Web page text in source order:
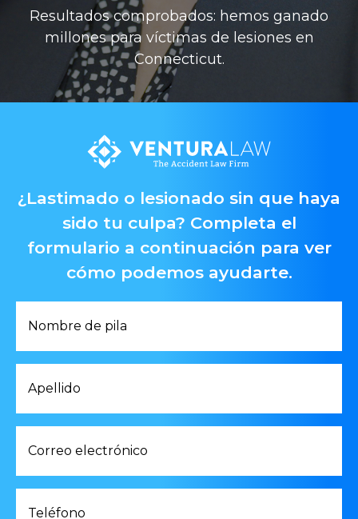
Resultados comprobados: hemos ganado
millones para víctimas de lesiones en
Connecticut.
¿Lastimado o lesionado sin que haya
sido tu culpa? Completa el
formulario a continuación para ver
cómo podemos ayudarte.
Nombre
electrónico